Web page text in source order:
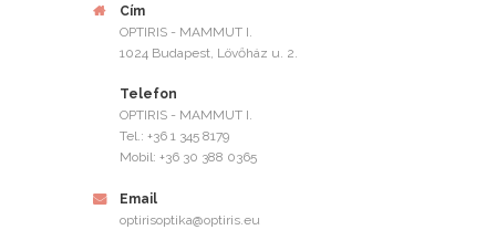
Cím
OPTIRIS - MAMMUT I.
1024 Budapest, Lövőház u. 2.
Telefon
OPTIRIS - MAMMUT I.
Tel.: +36 1 345 8179
Mobil: +36 30 388 0365
Email
optirisoptika@optiris.eu